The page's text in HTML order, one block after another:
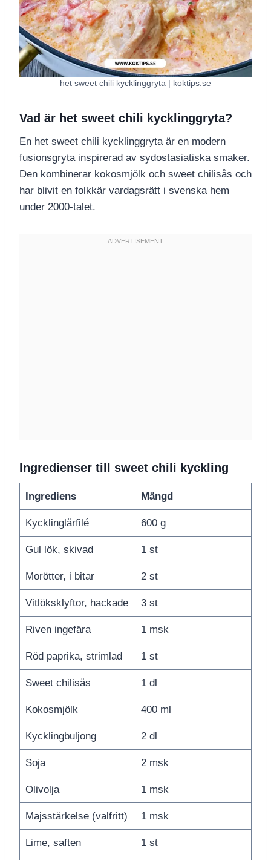
het sweet chili kycklinggryta | koktips.se
Vad är het sweet chili kycklinggryta?
En het sweet chili kycklinggryta är en modern
fusionsgryta inspirerad av sydostasiatiska smaker.
Den kombinerar kokosmjölk och sweet chilisås och
har blivit en folkkär vardagsrätt i svenska hem
under 2000-talet.
Ingredienser till sweet chili kyckling
Ingrediens Mängd
Kycklinglårfilé 600 g
Gul lök, skivad 1 st
Morötter, i bitar 2 st
Vitlöksklyftor, hackade 3 st
Riven ingefära 1 msk
Röd paprika, strimlad 1 st
Sweet chilisås 1 dl
Kokosmjölk 400 ml
Kycklingbuljong 2 dl
Soja 2 msk
Olivolja 1 msk
Majsstärkelse (valfritt) 1 msk
Lime, saften 1 st